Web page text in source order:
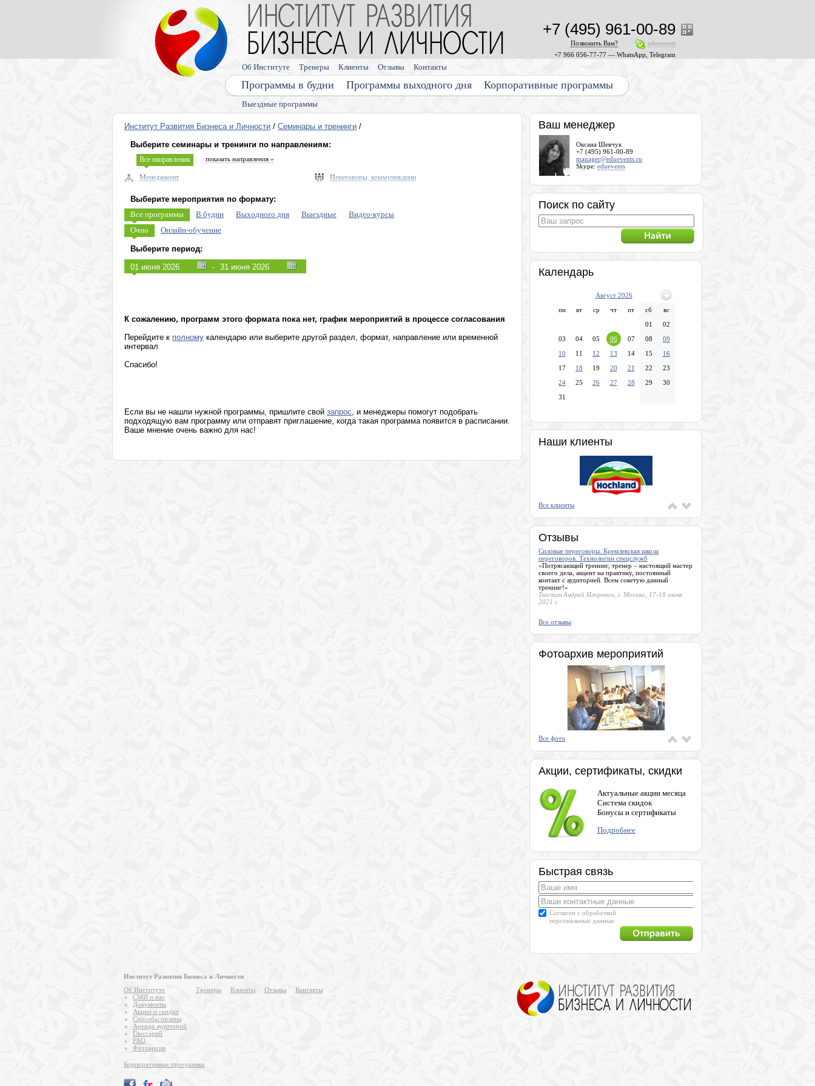
Выездные программы
Программы в будни Программы выходного дня Корпоративные программы
Об Институте Тренеры Клиенты Отзывы Контакты
+7 966 056-77-77 — WhatsApp, Telegram
eduevents
Позвонить Вам?
+7 (495) 961-00-89
Институт Развития Бизнеса и Личности / Семинары и тренинги /
Выберите семинары и тренинги по направлениям:
Все направления показать направления »
Менеджмент
Безопасность бизнеса, риски
Экономика, право
Налоговое планирование
Управление персоналом (HR)
Продажи, клиенты, сервис
Переговоры, коммуникации
Выберите мероприятия по формату:
Все программы
В будни Выходного дня Выездные
Видео-курсы
Очно
Онлайн-обучение
Выберите период:
-
К сожалению, программ этого формата пока нет, график мероприятий в процессе согласования
Перейдите к полному календарю или выберите другой раздел, формат, направление или временной
интервал
Спасибо!
Если вы не нашли нужной программы, пришлите свой запрос, и менеджеры помогут подобрать
подходящую вам программу или отправят приглашение, когда такая программа появится в расписании.
Ваше мнение очень важно для нас!
Ваш менеджер
Оксана Шевчук
+7 (495) 961-00-89
manager@eduevents.ru
Skype: eduevents
Поиск по сайту
Календарь
Август 2026
пн
вт ср чт пт сб
вс
01
02
03
04 05 06 07 08
09
10
11 12 13 14 15
16
17
18 19 20 21 22
23
24
25 26 27 28 29
30
31
Наши клиенты
Все клиенты
Отзывы
Силовые переговоры. Кремлевская школа
переговоров. Технологии спецслужб
«Потрясающий тренинг, тренер – настоящий мастер
своего дела, акцент на практику, постоянный
контакт с аудиторией. Всем советую данный
тренинг!»
Тюстин Андрей Игоревич, г. Москва, 17-18 июня
2021 г
Все отзывы
Фотоархив мероприятий
Все фото
Акции, сертификаты, скидки
Актуальные акции месяца
Система скидок
Бонусы и сертификаты
Подробнее
Быстрая связь
Институт Развития Бизнеса и Личности
Об Институте
СМИ о нас
Документы
Акции и скидки
Способы оплаты
Аренда аудиторий
Глоссарий
FAQ
Фотоархив
Тренеры Клиенты Отзывы Контакты
Корпоративные программы